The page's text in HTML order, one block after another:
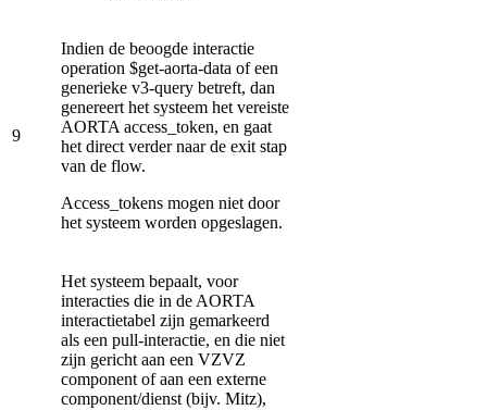
9
Indien de beoogde interactie
operation $get-aorta-data of een
generieke v3-query betreft, dan
genereert het systeem het vereiste
AORTA access_token, en gaat
het direct verder naar de exit stap
van de flow.
Access_tokens mogen niet door
het systeem worden opgeslagen.
Het systeem bepaalt, voor
interacties die in de AORTA
interactietabel zijn gemarkeerd
als een pull-interactie, en die niet
zijn gericht aan een VZVZ
component of aan een externe
component/dienst (bijv. Mitz),